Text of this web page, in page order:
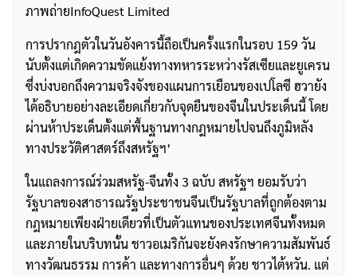
ภาพถ่ายInfoQuest Limited
การปรากฎตัวในวันอังคารนี้ถือเป็นครั้งแรกในรอบ 159 วัน
นับตั้งแต่เกิดความขัดแย้งทางทหารระหว่างรัสเซียและยูเครน
ซึ่งบ่งบอกถึงความจริงจังของแผนการเยือนของเปโลซี ฮวายัง
ได้อธิบายอย่างละเอียดเกี่ยวกับจุดยืนของจีนในประเด็นนี้ โดย
ผ่านห้าประเด็นตั้งแต่พื้นฐานทางกฎหมายไปจนถึงภูมิหลัง
ทางประวัติศาสตร์ถึงสหรัฐฯ’
ในแถลงการณ์ร่วมสหรัฐ-จีนทั้ง 3 ฉบับ สหรัฐฯ ยอมรับว่า
รัฐบาลของสาธารณรัฐประชาชนจีนเป็นรัฐบาลที่ถูกต้องตาม
กฎหมายเพียงฝ่ายเดียวที่เป็นตัวแทนของประเทศจีนทั้งหมด
และภายในบริบทนั้น ชาวอเมริกันจะยังคงรักษาความสัมพันธ์
ทางวัฒนธรรม การค้า และทางการอื่นๆ ด้วย ชาวไต้หวัน. แต่